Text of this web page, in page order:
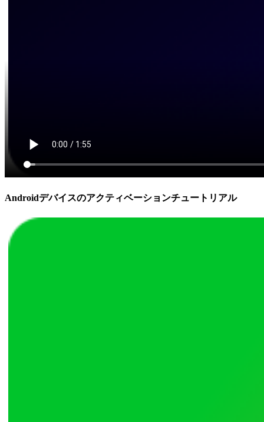
Androidデバイスのアクティベーションチュートリアル